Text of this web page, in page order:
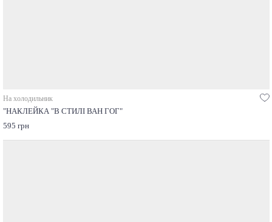
На холодильник
"НАКЛЕЙКА "В СТИЛІ ВАН ГОГ"
595 грн